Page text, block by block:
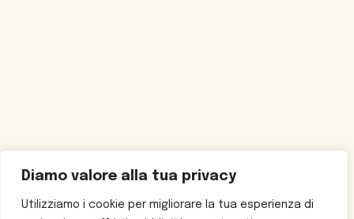
Diamo valore alla tua privacy
Utilizziamo i cookie per migliorare la tua esperienza di